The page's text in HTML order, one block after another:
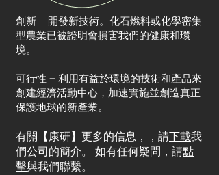
創新 – 開發新技術。化石燃料或化學密集
型農業已被證明會損害我們的健康和環
境。
可行性 – 利用有益於環境的技術和產品來
創建經濟活動中心，加速實施並創造真正
保護地球的新產業。
有關【康研】更多的信息，，請下載我
們公司的簡介。 如有任何疑問，請點
擊與我們聯繫。